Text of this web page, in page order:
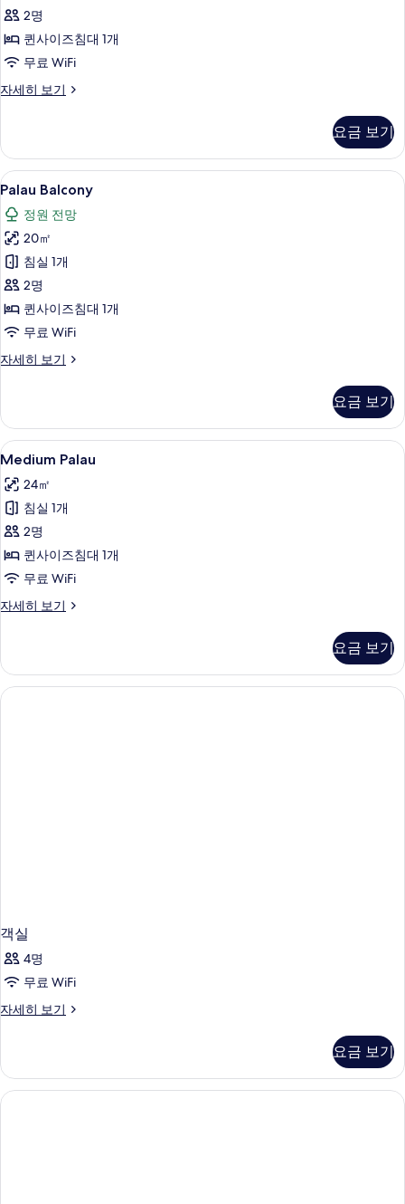
모
두
보
기
2명
퀸사이즈침대 1개
무료 WiFi
자세히 보기
Pati
히
보
기
요금 보기
Palau
Balcony
사
진
모
두
보
기
Palau Balcony | 이집트산 면 시트, 고
4
Palau Balcony
정원 전망
20㎡
침실 1개
2명
퀸사이즈침대 1개
무료 WiFi
자세히 보기
Palau
히
보
기
요금 보기
Medium
Palau
사
진
모
두
보
기
Medium Palau | 이집트산 면 시트, 고
4
Medium Palau
24㎡
침실 1개
2명
퀸사이즈침대 1개
무료 WiFi
자세히 보기
Medium
히
보
기
요금 보기
객실
4명
무료 WiFi
자세히 보기
객
히
보
기
요금 보기